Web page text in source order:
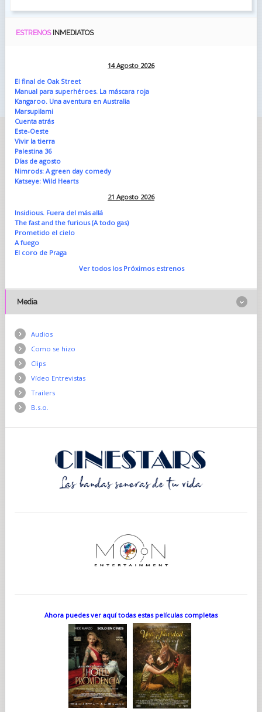
ESTRENOS INMEDIATOS
14 Agosto 2026
El final de Oak Street
Manual para superhéroes. La máscara roja
Kangaroo. Una aventura en Australia
Marsupilami
Cuenta atrás
Este-Oeste
Vivir la tierra
Palestina 36
Días de agosto
Nimrods: A green day comedy
Katseye: Wild Hearts
21 Agosto 2026
Insidious. Fuera del más allá
The fast and the furious (A todo gas)
Prometido el cielo
A fuego
El coro de Praga
Ver todos los Próximos estrenos
Media
Audios
Como se hizo
Clips
Vídeo Entrevistas
Trailers
B.s.o.
Ahora puedes ver aquí todas estas películas completas